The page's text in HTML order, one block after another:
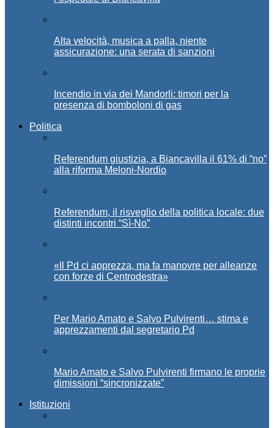
Alta velocità, musica a palla, niente
assicurazione: una serata di sanzioni
Incendio in via dei Mandorli: timori per la
presenza di bomboloni di gas
Politica
Referendum giustizia, a Biancavilla il 61% di “no”
alla riforma Meloni-Nordio
Referendum, il risveglio della politica locale: due
distinti incontri “Sì-No”
«Il Pd ci apprezza, ma fa manovre per alleanze
con forze di Centrodestra»
Per Mario Amato e Salvo Pulvirenti… stima e
apprezzamenti dal segretario Pd
Mario Amato e Salvo Pulvirenti firmano le proprie
dimissioni “sincronizzate”
Istituzioni